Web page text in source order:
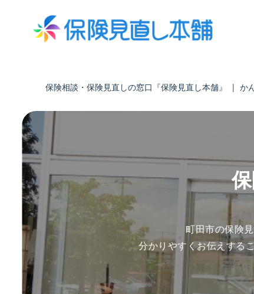
保険相談・保険見直しの窓口『保険見直し本舗』 | か
町田市の保険
分かりやすくお伝えする